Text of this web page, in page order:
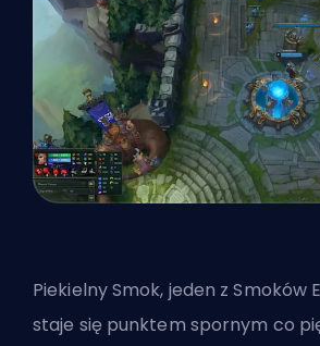
Piekielny Smok, jeden z Smoków
staje się punktem spornym co